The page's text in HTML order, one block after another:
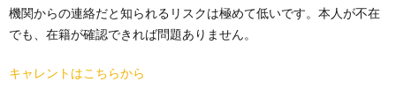
機関からの連絡だと知られるリスクは極めて低いです。本人が不在
でも、在籍が確認できれば問題ありません。
キャレントはこちらから